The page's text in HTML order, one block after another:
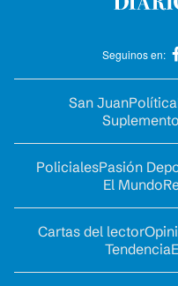
Seguinos en:
San JuanPolítica
PolicialesPasión
El Mundo
Cartas del lector
Tendencia